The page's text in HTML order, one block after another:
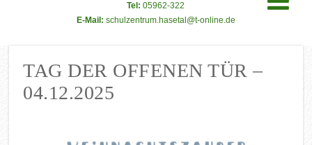
Tel: 05962-322
E-Mail: schulzentrum.hasetal@t-online.de
TAG DER OFFENEN TÜR –
04.12.2025